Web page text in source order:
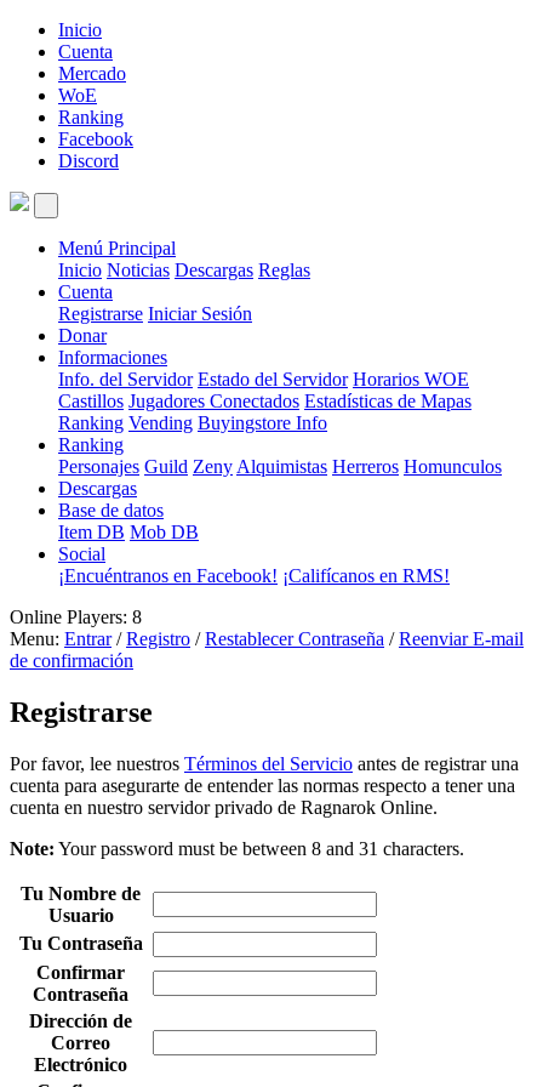
Inicio
Cuenta
Mercado
WoE
Ranking
Facebook
Discord
Menú Principal
Inicio Noticias Descargas Reglas
Cuenta
Registrarse Iniciar Sesión
Donar
Informaciones
Info. del Servidor Estado del Servidor Horarios WOE
Castillos Jugadores Conectados Estadísticas de Mapas
Ranking Vending Buyingstore Info
Ranking
Personajes Guild Zeny Alquimistas Herreros Homunculos
Descargas
Base de datos
Item DB Mob DB
Social
¡Encuéntranos en Facebook! ¡Califícanos en RMS!
Online Players: 8
Menu: Entrar/Registro /Restablecer Contraseña /Reenviar E-mail
de confirmación
Registrarse
Por favor, lee nuestros Términos del Servicio antes de registrar una
cuenta para asegurarte de entender las normas respecto a tener una
cuenta en nuestro servidor privado de Ragnarok Online.
Note: Your password must be between 8 and 31 characters.
Tu Nombre de
Usuario
Tu Contraseña
Confirmar
Contraseña
Dirección de
Correo
Electrónico